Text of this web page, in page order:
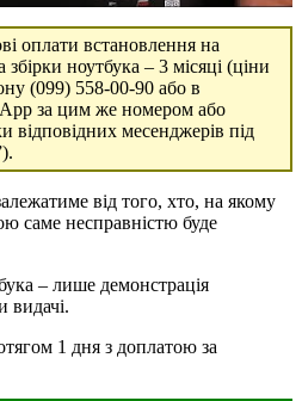
оплати встановлення на
ноутбука – 3 місяці (ціни
(099) 558-00-90 або в
за цим же номером або
відповідних месенджерів під
від того, хто, на якому
саме несправністю буде
– лише демонстрація
видачі.
1 дня з доплатою за